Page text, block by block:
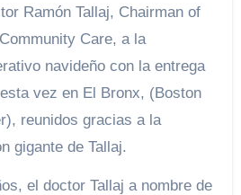
Ramón Tallaj, Chairman of
Care, a la
navideño con la entrega
vez en El Bronx, (Boston
reunidos gracias a la
gigante de Tallaj.
el doctor Tallaj a nombre de